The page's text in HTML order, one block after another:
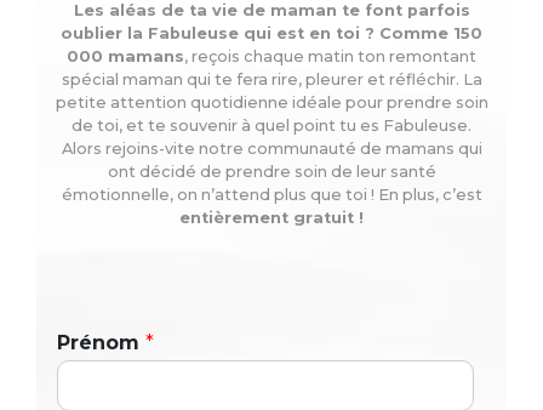
Les aléas de ta vie de maman te font parfois
oublier la Fabuleuse qui est en toi ? Comme 150
000 mamans, reçois chaque matin ton remontant
spécial maman qui te fera rire, pleurer et réfléchir. La
petite attention quotidienne idéale pour prendre soin
de toi, et te souvenir à quel point tu es Fabuleuse.
Alors rejoins-vite notre communauté de mamans qui
ont décidé de prendre soin de leur santé
émotionnelle, on n’attend plus que toi ! En plus, c’est
entièrement gratuit !
Prénom *